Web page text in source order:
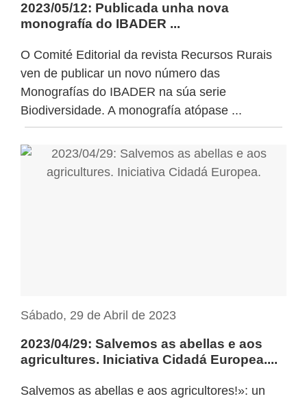
2023/05/12: Publicada unha nova
monografía do IBADER ...
O Comité Editorial da revista Recursos Rurais
ven de publicar un novo número das
Monografías do IBADER na súa serie
Biodiversidade. A monografía atópase ...
Sábado, 29 de Abril de 2023
2023/04/29: Salvemos as abellas e aos
agricultures. Iniciativa Cidadá Europea....
Salvemos as abellas e aos agricultores!»: un